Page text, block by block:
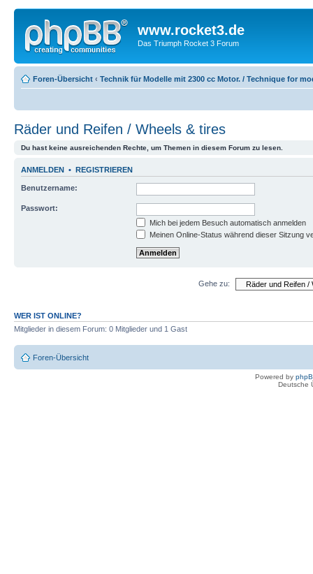
www.rocket3.de
Das Triumph Rocket 3 Forum
Foren-Übersicht ‹ Technik für Modelle mit 2300 cc Motor. / Technique for
Räder und Reifen / Wheels & tires
Du hast keine ausreichenden Rechte, um Themen in diesem Forum zu lesen.
ANMELDEN • REGISTRIEREN
Benutzername:
Passwort:
Mich bei jedem Besuch automatisch anmelden
Meinen Online-Status während dieser Sitzung
Gehe zu:
WER IST ONLINE?
Mitglieder in diesem Forum: 0 Mitglieder und 1 Gast
Foren-Übersicht
Powered by
Deutsche